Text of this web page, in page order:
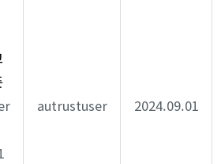
autrustuser 2024.09.01